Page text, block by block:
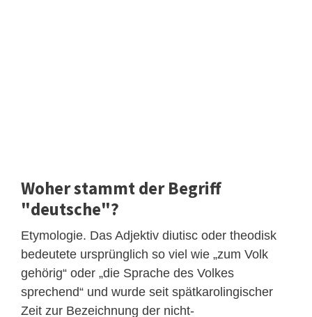
Woher stammt der Begriff
"deutsche"?
Etymologie. Das Adjektiv diutisc oder theodisk
bedeutete ursprünglich so viel wie „zum Volk
gehörig“ oder „die Sprache des Volkes
sprechend“ und wurde seit spätkarolingischer
Zeit zur Bezeichnung der nicht-